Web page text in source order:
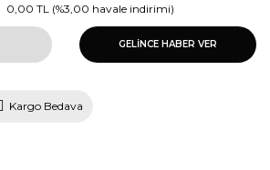
0,00 TL (%3,00 havale indirimi)
GELİNCE HABER VER
Kargo Bedava